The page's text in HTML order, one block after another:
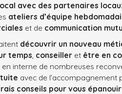
avec des partenaires
ateliers d’équipe
et de communication
découvrir un nouveau
temps, conseiller et être en
interne de nombreuses
avec de l’accompagnement
conseils pour vous épanouir